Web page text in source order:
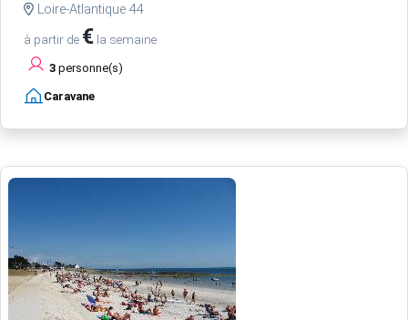
Loire-Atlantique 44
à partir de € la semaine
3 personne(s)
Caravane